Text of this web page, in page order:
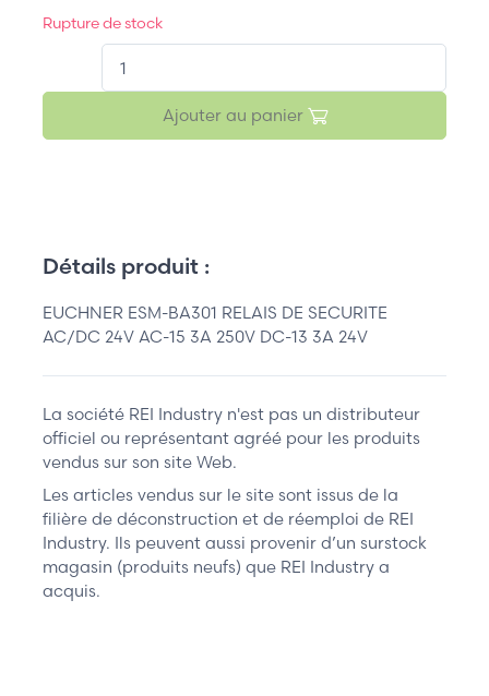
Rupture de stock
Ajouter au panier
Détails produit :
EUCHNER ESM-BA301 RELAIS DE SECURITE
AC/DC 24V AC-15 3A 250V DC-13 3A 24V
La société REI Industry n'est pas un distributeur
officiel ou représentant agréé pour les produits
vendus sur son site Web.
Les articles vendus sur le site sont issus de la
filière de déconstruction et de réemploi de REI
Industry. Ils peuvent aussi provenir d’un surstock
magasin (produits neufs) que REI Industry a
acquis.